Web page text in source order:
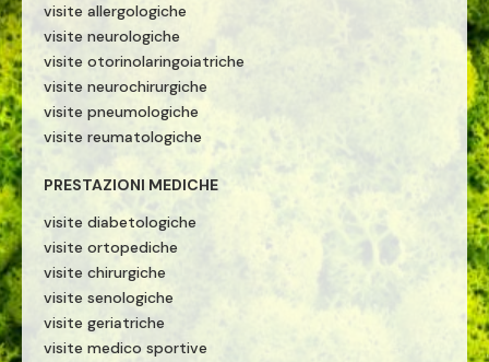
visite allergologiche
visite neurologiche
visite otorinolaringoiatriche
visite neurochirurgiche
visite pneumologiche
visite reumatologiche
PRESTAZIONI MEDICHE
visite diabetologiche
visite ortopediche
visite chirurgiche
visite senologiche
visite geriatriche
visite medico sportive